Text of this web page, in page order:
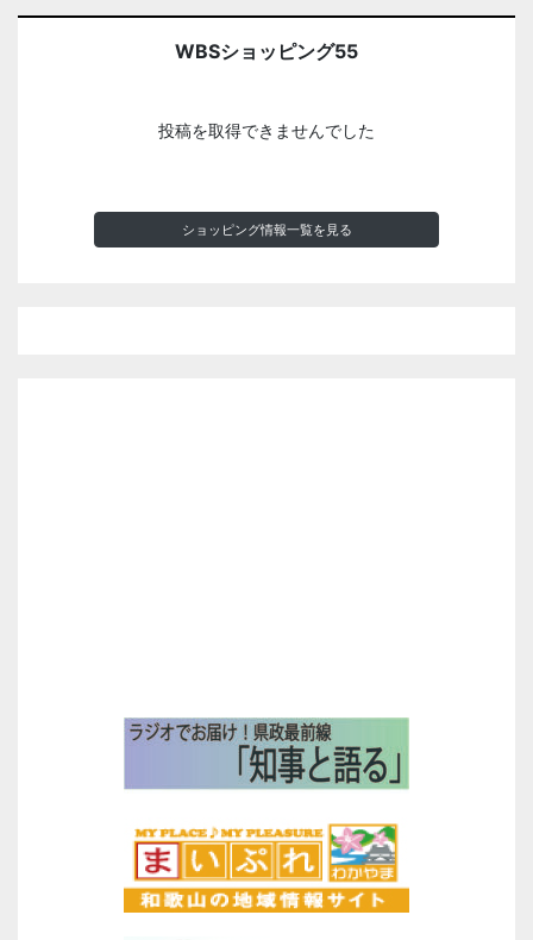
WBSショッピング55
投稿を取得できませんでした
ショッピング情報一覧を見る